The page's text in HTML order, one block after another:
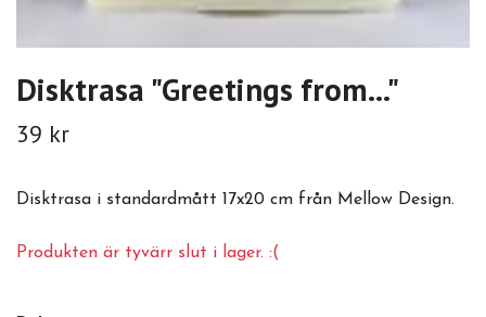
Disktrasa "Greetings from..."
39 kr
Disktrasa i standardmått 17x20 cm från Mellow Design.
Produkten är tyvärr slut i lager. :(